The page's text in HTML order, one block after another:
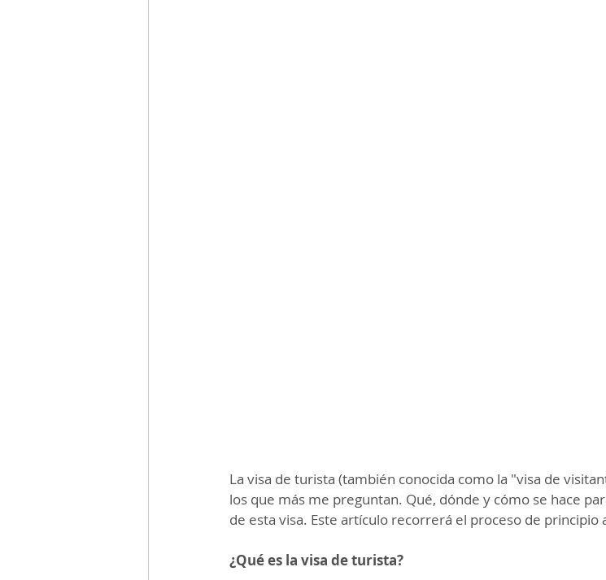
La visa de turista (también conocida como la "visa de
los que más me preguntan. Qué, dónde y cómo se hace
de esta visa. Este artículo recorrerá el proceso de principio
¿Qué es la visa de turista?